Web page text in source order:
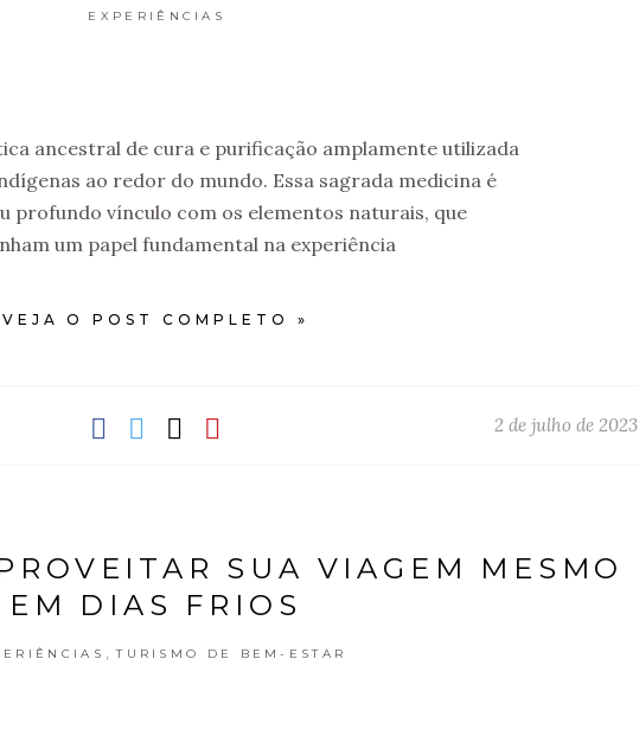
EXPERIÊNCIAS
ancestral de cura e purificação amplamente utilizada
ao redor do mundo. Essa sagrada medicina é
profundo vínculo com os elementos naturais, que
um papel fundamental na experiência
VEJA O POST COMPLETO »
2 de julho de 2023
SUA VIAGEM MESMO
EM DIAS FRIOS
, TURISMO DE BEM-ESTAR